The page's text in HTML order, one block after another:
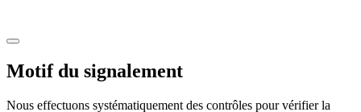
Motif du signalement
Nous effectuons systématiquement des contrôles pour vérifier la